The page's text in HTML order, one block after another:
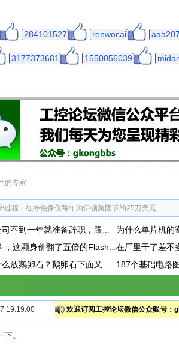
284101527 renwocai
3177373681 1550056039
的专家
过程：红外热像仪每年为伊顿集团节约25万美元
电工小鲁进公司不到一年就准备辞职，跟他聊天时。他说，现在上班天天混日子，学不到啥东西，准备辞职换工作。这个到底是为啥呢 为什么单片机的
天猫精灵拆解 ，这颗身价翻了五倍的Flash存储芯片，让我赚到了！
变压器下为什么放鹅卵石？鹅卵石下面又是啥？为什么要有水？
19:19:00 欢迎订阅工控论坛微信公众账号：
。